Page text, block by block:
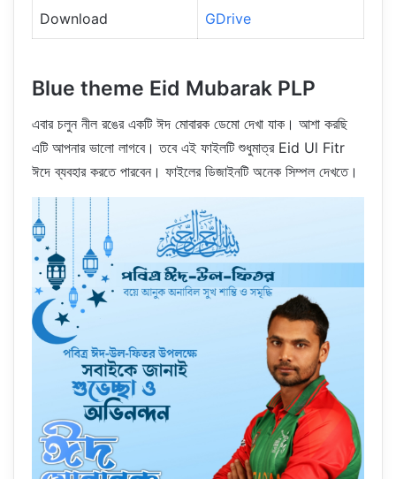
Download GDrive
Blue theme Eid Mubarak PLP
এবার চলুন নীল রঙের একটি ঈদ মোবারক ডেমো দেখা যাক। আশা করছি
এটি আপনার ভালো লাগবে। তবে এই ফাইলটি শুধুমাত্র Eid Ul Fitr
ঈদে ব্যবহার করতে পারবেন। ফাইলের ডিজাইনটি অনেক সিম্পল দেখতে।